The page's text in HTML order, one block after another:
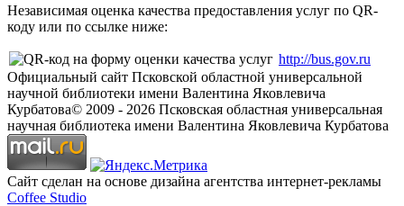
Независимая оценка качества предоставления услуг по QR-
коду или по ссылке ниже:
http://bus.gov.ru
Официальный сайт Псковской областной универсальной
научной библиотеки имени Валентина Яковлевича
Курбатова© 2009 - 2026 Псковская областная универсальная
научная библиотека имени Валентина Яковлевича Курбатова
Сайт сделан на основе дизайна агентства интернет-рекламы
Coffee Studio